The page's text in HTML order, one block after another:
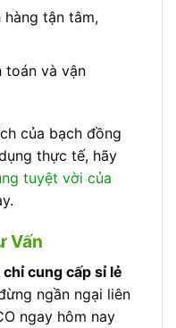
hàng tận tâm,
toán và vận
của bạch đồng
thực tế, hãy
tuyệt vời của
Vấn
chỉ cung cấp sỉ lẻ
ngần ngại liên
ngay hôm nay